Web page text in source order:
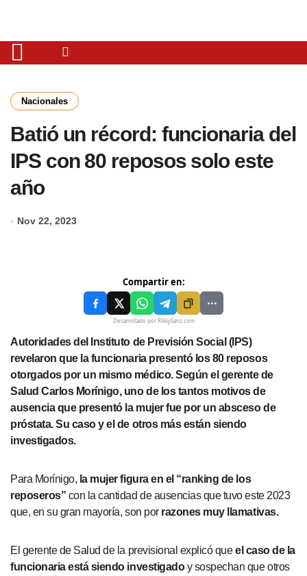
Nacionales
Batió un récord: funcionaria del
IPS con 80 reposos solo este
año
Nov 22, 2023
Compartir en:
Desarrollado por RikkySanz.com
Autoridades del Instituto de Previsión Social (IPS)
revelaron que la funcionaria presentó los 80 reposos
otorgados por un mismo médico. Según el gerente de
Salud Carlos Morínigo, uno de los tantos motivos de
ausencia que presentó la mujer fue por un absceso de
próstata. Su caso y el de otros más están siendo
investigados.
Para Morínigo, la mujer figura en el “ranking de los
reposeros” con la cantidad de ausencias que tuvo este 2023
que, en su gran mayoría, son por razones muy llamativas.
El gerente de Salud de la previsional explicó queel caso de la
funcionaria está siendo investigadoy sospechan que otros